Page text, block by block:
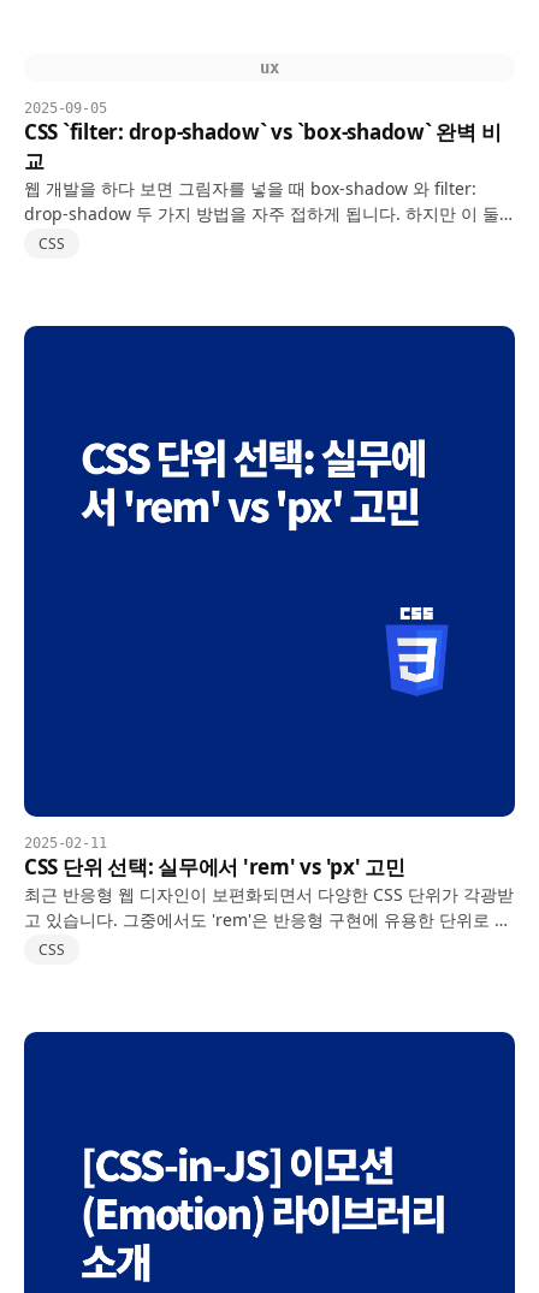
ux
2025-09-05
CSS `filter: drop-shadow` vs `box-shadow` 완벽 비
교
웹 개발을 하다 보면 그림자를 넣을 때 box-shadow 와 filter:
drop-shadow 두 가지 방법을 자주 접하게 됩니다. 하지만 이 둘
은 비슷해 보이면서도 실제로는 다른 방식으로 동작합니다. 이번
CSS
2025-02-11
CSS 단위 선택: 실무에서 'rem' vs 'px' 고민
최근 반응형 웹 디자인이 보편화되면서 다양한 CSS 단위가 각광받
고 있습니다. 그중에서도 'rem'은 반응형 구현에 유용한 단위로 자
주 언급되지만, 실무에선 과연 언제, 어떻게 활용해야 할지에 대한
CSS